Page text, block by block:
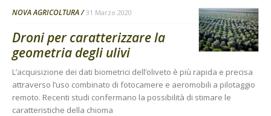
NOVA AGRICOLTURA 31 Marzo 2020
Droni per caratterizzare la
geometria degli ulivi
L’acquisizione dei dati biometrici dell’oliveto è più rapida e precisa
attraverso l’uso combinato di fotocamere e aeromobili a pilotaggio
remoto. Recenti studi confermano la possibilità di stimare le
caratteristiche della chioma